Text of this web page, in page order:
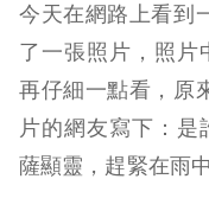
今天在網路上看到
了一張照片，照片
再仔細一點看，原
片的網友寫下：
薩顯靈，趕緊在雨